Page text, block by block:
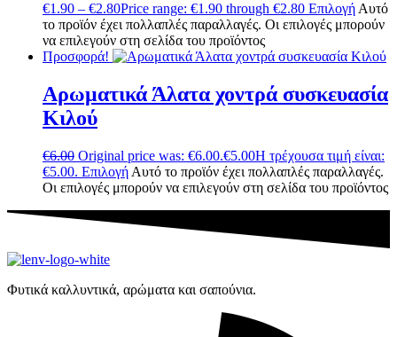
€1.90 – €2.80Price range: €1.90 through €2.80 Επιλογή Αυτό
το προϊόν έχει πολλαπλές παραλλαγές. Οι επιλογές μπορούν
να επιλεγούν στη σελίδα του προϊόντος
Προσφορά!
Αρωματικά Άλατα χοντρά συσκευασία
Κιλού
€6.00 Original price was: €6.00.€5.00Η τρέχουσα τιμή είναι:
€5.00. Επιλογή Αυτό το προϊόν έχει πολλαπλές παραλλαγές.
Οι επιλογές μπορούν να επιλεγούν στη σελίδα του προϊόντος
Φυτικά καλλυντικά, αρώματα και σαπούνια.